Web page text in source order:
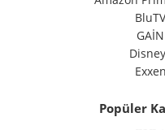
BluTV
GAİN
Exxen
Popüler